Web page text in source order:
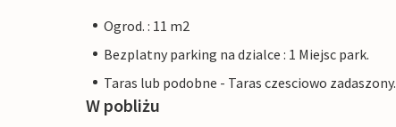
Ogrod. : 11 m2
Bezplatny parking na dzialce : 1 Miejsc park.
Taras lub podobne - Taras czesciowo zadaszony.
W pobliżu